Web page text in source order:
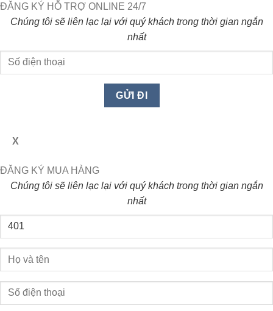
ĐĂNG KÝ HỖ TRỢ ONLINE 24/7
Chúng tôi sẽ liên lạc lại với quý khách trong thời gian ngắn
nhất
X
ĐĂNG KÝ MUA HÀNG
Chúng tôi sẽ liên lạc lại với quý khách trong thời gian ngắn
nhất